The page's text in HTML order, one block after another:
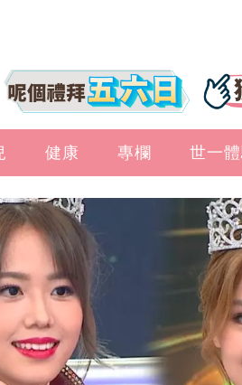
健康 專欄 世一